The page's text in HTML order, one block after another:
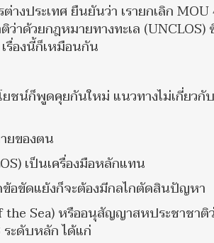
งประเทศ ยืนยันว่า เรายกเลิก MOU
าด้วยกฎหมายทางทะเล (UNCLOS)
รื่องนี้ก็เหมือนกัน
ชน์ก็พูดคุยกันใหม่ แนวทางไม่เกี่ยวกั
ยของตน
เป็นเครื่องมือหลักแทน
ข้อขัดแย้งก็จะต้องมีกลไกตัดสินปัญหา
Sea) หรืออนุสัญญาสหประชาชาติ
ะดับหลัก ได้แก่